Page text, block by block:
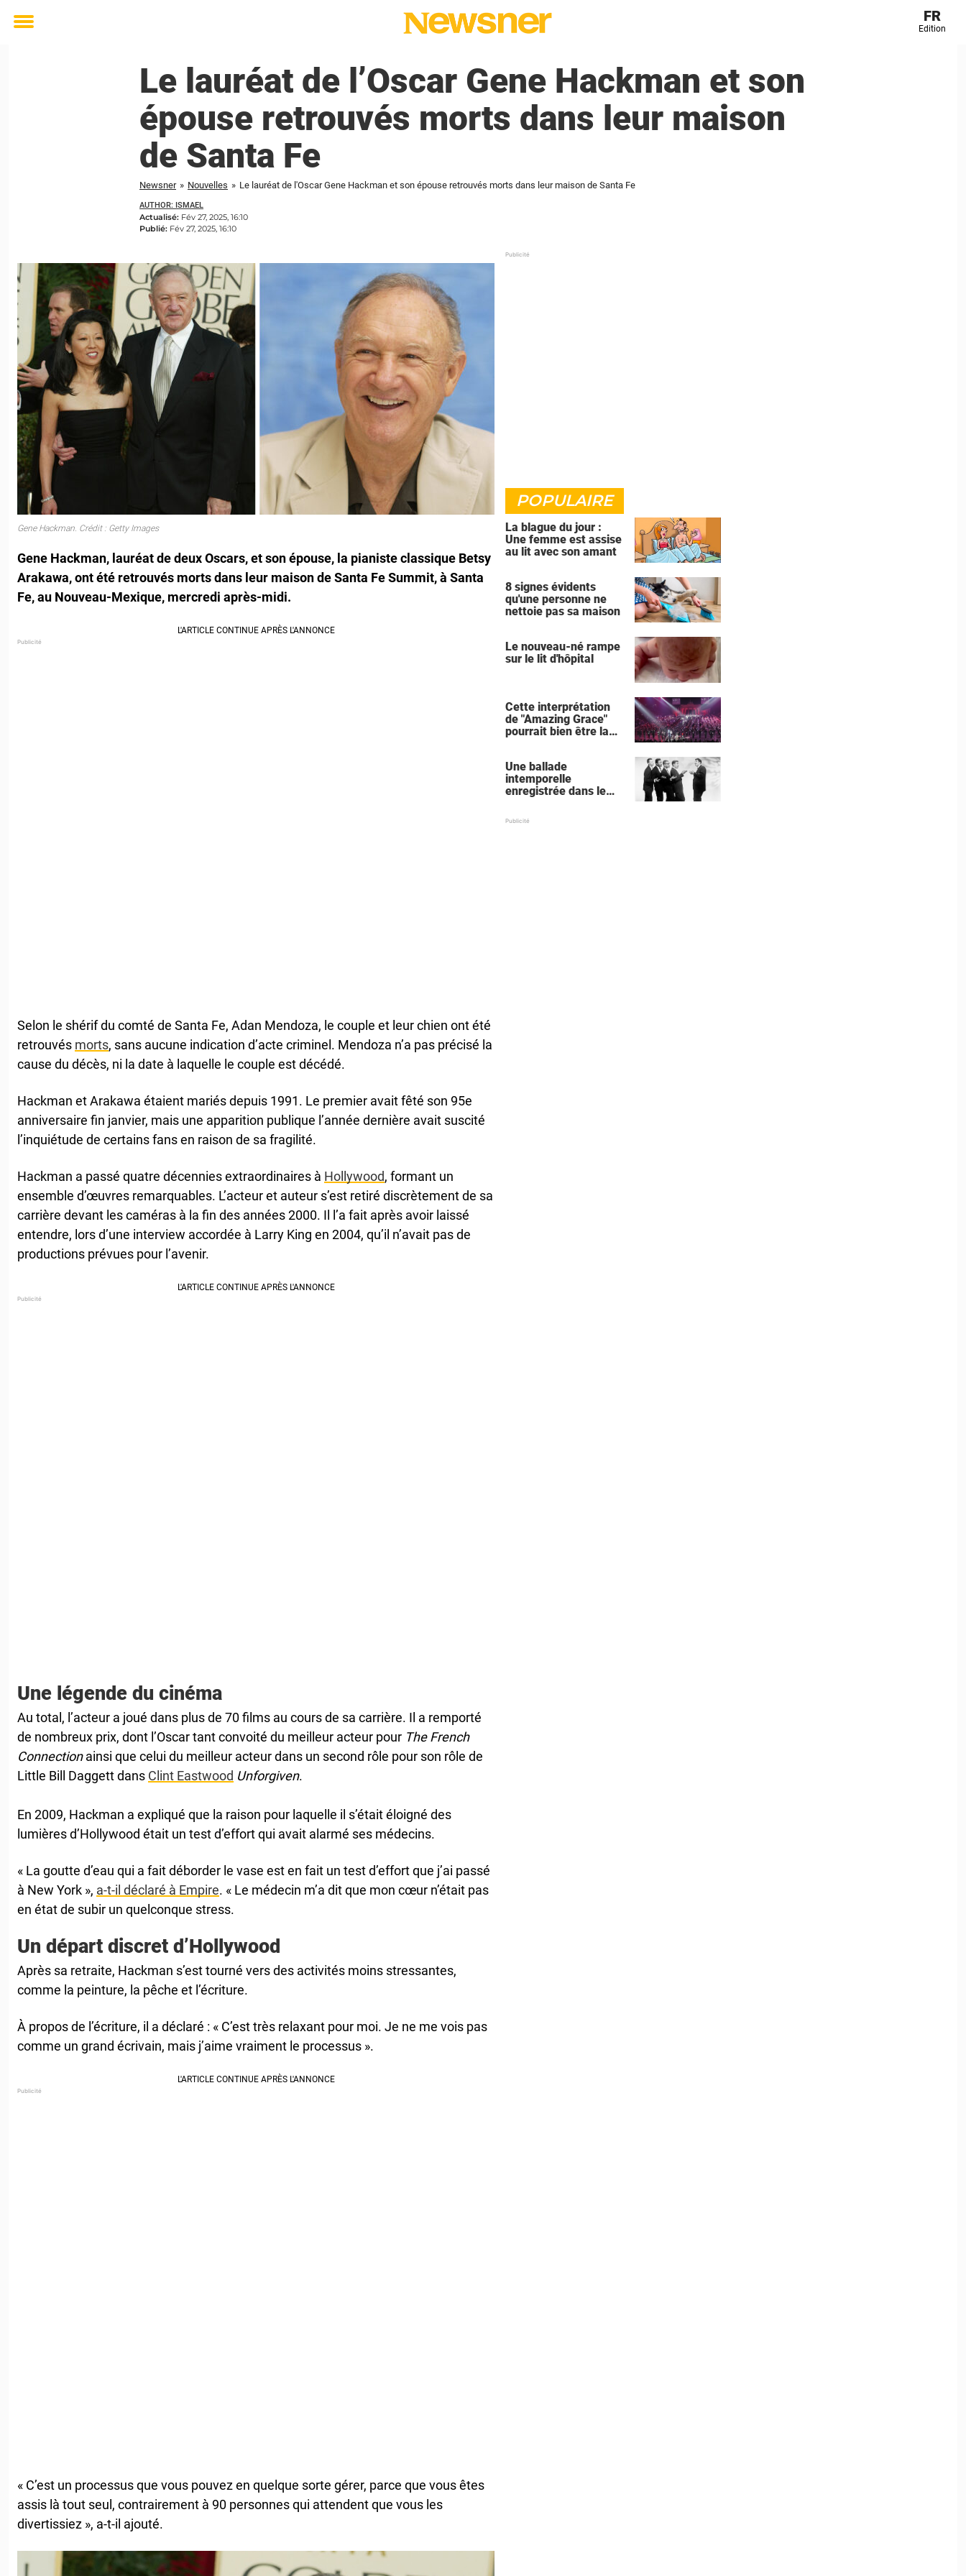
Toggle
FR
Edition
Le lauréat de l’Oscar Gene Hackman et son
épouse retrouvés morts dans leur maison
de Santa Fe
Newsner » Nouvelles » Le lauréat de l'Oscar Gene Hackman et son épouse retrouvés morts dans leur maison de Santa Fe
AUTHOR: ISMAEL
Actualisé: Fév 27, 2025, 16:10
Publié: Fév 27, 2025, 16:10
Gene Hackman. Crédit : Getty Images
Gene Hackman, lauréat de deux Oscars, et son épouse, la pianiste classique Betsy
Arakawa, ont été retrouvés morts dans leur maison de Santa Fe Summit, à Santa
Fe, au Nouveau-Mexique, mercredi après-midi.
Selon le shérif du comté de Santa Fe, Adan Mendoza, le couple et leur chien ont été
retrouvés morts, sans aucune indication d’acte criminel. Mendoza n’a pas précisé la
cause du décès, ni la date à laquelle le couple est décédé.
Hackman et Arakawa étaient mariés depuis 1991. Le premier avait fêté son 95e
anniversaire fin janvier, mais une apparition publique l’année dernière avait suscité
l’inquiétude de certains fans en raison de sa fragilité.
Hackman a passé quatre décennies extraordinaires à Hollywood, formant un
ensemble d’œuvres remarquables. L’acteur et auteur s’est retiré discrètement de sa
carrière devant les caméras à la fin des années 2000. Il l’a fait après avoir laissé
entendre, lors d’une interview accordée à Larry King en 2004, qu’il n’avait pas de
productions prévues pour l’avenir.
Une légende du cinéma
Au total, l’acteur a joué dans plus de 70 films au cours de sa carrière. Il a remporté
de nombreux prix, dont l’Oscar tant convoité du meilleur acteur pour The French
Connectionainsi que celui du meilleur acteur dans un second rôle pour son rôle de
Little Bill Daggett dans Clint Eastwood Unforgiven.
En 2009, Hackman a expliqué que la raison pour laquelle il s’était éloigné des
lumières d’Hollywood était un test d’effort qui avait alarmé ses médecins.
« La goutte d’eau qui a fait déborder le vase est en fait un test d’effort que j’ai passé
à New York », a-t-il déclaré à Empire. « Le médecin m’a dit que mon cœur n’était pas
en état de subir un quelconque stress.
Un départ discret d’Hollywood
Après sa retraite, Hackman s’est tourné vers des activités moins stressantes,
comme la peinture, la pêche et l’écriture.
À propos de l’écriture, il a déclaré : « C’est très relaxant pour moi. Je ne me vois pas
comme un grand écrivain, mais j’aime vraiment le processus ».
« C’est un processus que vous pouvez en quelque sorte gérer, parce que vous êtes
assis là tout seul, contrairement à 90 personnes qui attendent que vous les
divertissiez », a-t-il ajouté.
POPULAIRE
La blague du jour :
Une femme est assise
au lit avec son amant
8 signes évidents
qu'une personne ne
nettoie pas sa maison
Le nouveau-né rampe
sur le lit d'hôpital
Cette interprétation
de "Amazing Grace"
pourrait bien être la
Une ballade
intemporelle
enregistrée dans le
tous les temps